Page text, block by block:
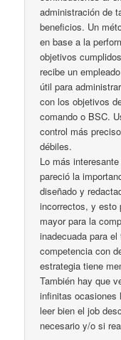
administración de
beneficios. Un
en base a la
objetivos
recibe un
útil para
con los objetivos
comando o BSC.
control más
débiles.
Lo más
pareció la
diseñado y
incorrectos, y esto
mayor para la
inadecuada para
competencia con
estrategia tiene
También hay que
infinitas ocasiones
leer bien el job
necesario y/o si